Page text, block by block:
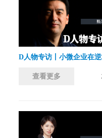
D人物专访丨小微企业在
查看更多